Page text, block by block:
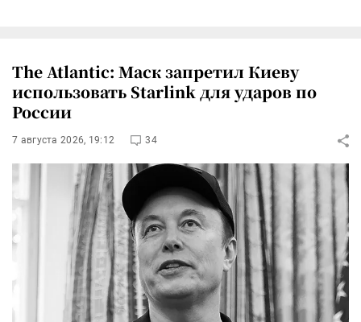
The Atlantic: Маск запретил Киеву
использовать Starlink для ударов по
России
7 августа 2026, 19:12 34